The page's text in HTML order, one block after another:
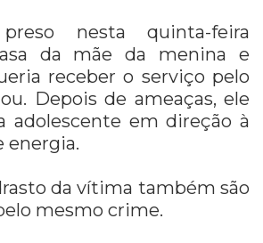
nesta quinta-feira
da mãe da menina e
receber o serviço pelo
Depois de ameaças, ele
adolescente em direção à
energia.
da vítima também são
mesmo crime.